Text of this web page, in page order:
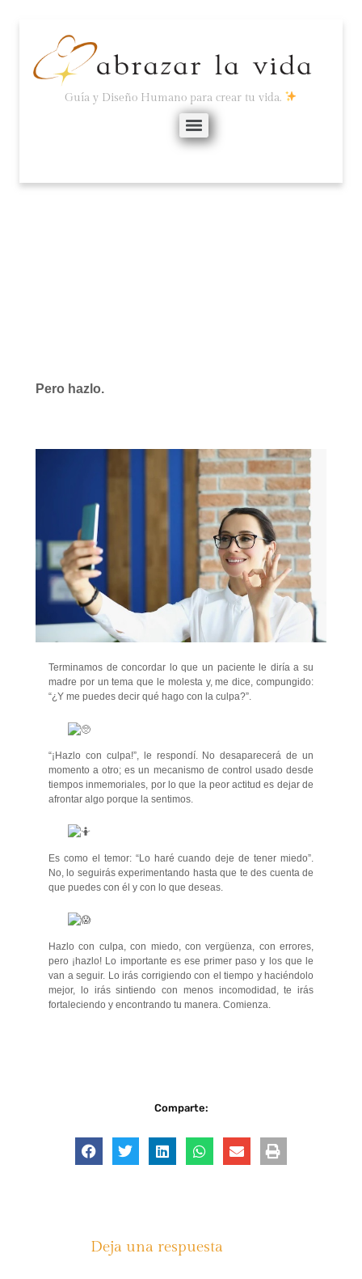
Guía y Diseño Humano para crear tu vida.
Pero hazlo.
Terminamos de concordar lo que un paciente le diría a su
madre por un tema que le molesta y, me dice, compungido:
“¿Y me puedes decir qué hago con la culpa?”.
“¡Hazlo con culpa!”, le respondí. No desaparecerá de un
momento a otro; es un mecanismo de control usado desde
tiempos inmemoriales, por lo que la peor actitud es dejar de
afrontar algo porque la sentimos.
Es como el temor: “Lo haré cuando deje de tener miedo”.
No, lo seguirás experimentando hasta que te des cuenta de
que puedes con él y con lo que deseas.
Hazlo con culpa, con miedo, con vergüenza, con errores,
pero ¡hazlo! Lo importante es ese primer paso y los que le
van a seguir. Lo irás corrigiendo con el tiempo y haciéndolo
mejor, lo irás sintiendo con menos incomodidad, te irás
fortaleciendo y encontrando tu manera. Comienza.
Comparte:
Deja una respuesta